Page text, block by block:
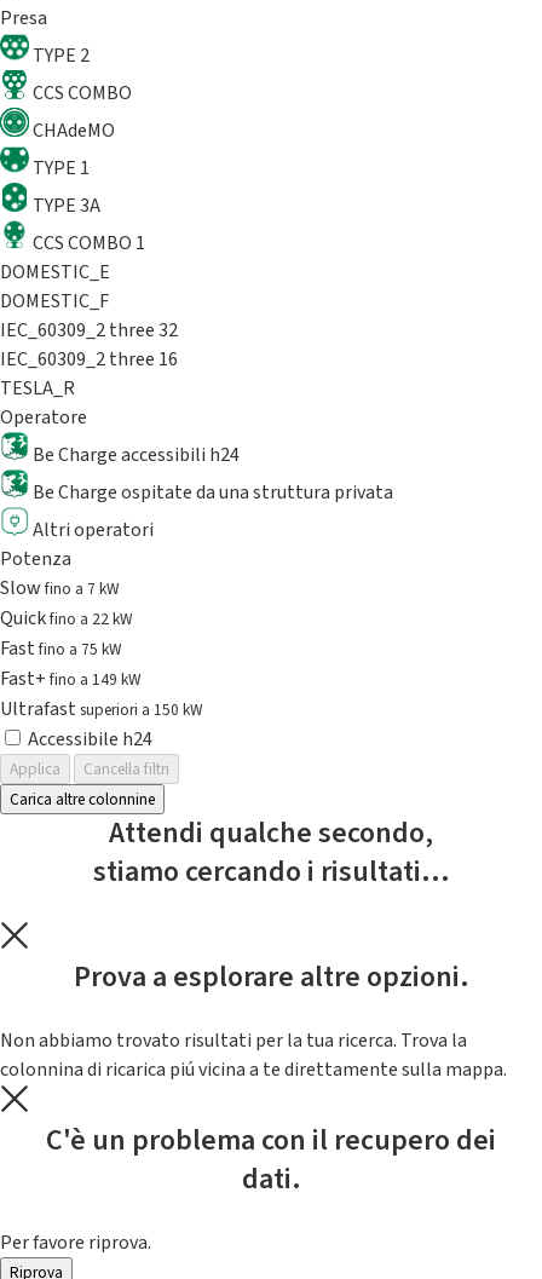
Presa
TYPE 2
CCS COMBO
CHAdeMO
TYPE 1
TYPE 3A
CCS COMBO 1
DOMESTIC_E
DOMESTIC_F
IEC_60309_2 three 32
IEC_60309_2 three 16
TESLA_R
Operatore
Be Charge accessibili h24
Be Charge ospitate da una struttura privata
Altri operatori
Potenza
Slowfino a 7 kW
Quickfino a 22 kW
Fastfino a 75 kW
Fast+fino a 149 kW
Ultrafast superiori a 150 kW
Accessibile h24
Applica
Cancella filtri
Carica altre colonnine
Attendi qualche secondo,
stiamo cercando i risultati...
Prova a esplorare altre opzioni.
Non abbiamo trovato risultati per la tua ricerca. Trova la
colonnina di ricarica piú vicina a te direttamente sulla mappa.
C'è un problema con il recupero dei
dati.
Per favore riprova.
Riprova